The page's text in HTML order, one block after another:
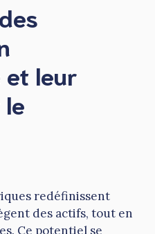
leur
redéfinissent
des actifs, tout en
Ce potentiel se